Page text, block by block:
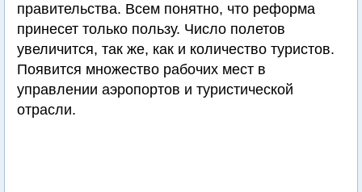
правительства. Всем понятно, что реформа
принесет только пользу. Число полетов
увеличится, так же, как и количество туристов.
Появится множество рабочих мест в
управлении аэропортов и туристической
отрасли.